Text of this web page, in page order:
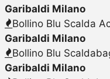
Garibaldi Milano
Bollino Blu Scalda
Garibaldi Milano
Bollino Blu
Garibaldi Milano